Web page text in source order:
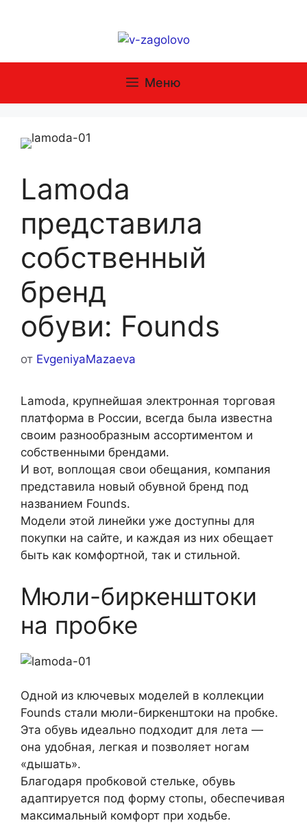
Меню
Lamoda
представила
собственный
бренд
обуви: Founds
от EvgeniyaMazaeva
Lamoda, крупнейшая электронная торговая
платформа в России, всегда была известна
своим разнообразным ассортиментом и
собственными брендами.
И вот, воплощая свои обещания, компания
представила новый обувной бренд под
названием Founds.
Модели этой линейки уже доступны для
покупки на сайте, и каждая из них обещает
быть как комфортной, так и стильной.
Мюли-биркенштоки
на пробке
Одной из ключевых моделей в коллекции
Founds стали мюли-биркенштоки на пробке.
Эта обувь идеально подходит для лета —
она удобная, легкая и позволяет ногам
«дышать».
Благодаря пробковой стельке, обувь
адаптируется под форму стопы, обеспечивая
максимальный комфорт при ходьбе.